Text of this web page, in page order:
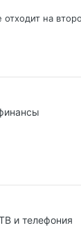
на
и телефония